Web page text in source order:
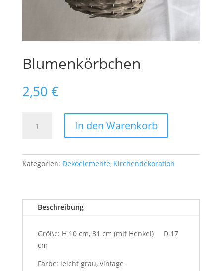
Blumenkörbchen
2,50 €
Blumenkörbchen
Menge
In den Warenkorb
Kategorien: Dekoelemente, Kirchendekoration
Beschreibung
Größe: H 10 cm, 31 cm (mit Henkel) D 17
cm
Farbe: leicht grau, vintage